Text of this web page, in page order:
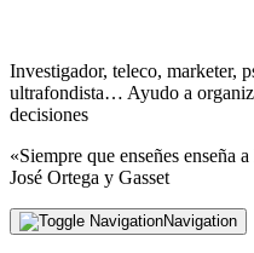
Investigador, teleco, marketer,
ultrafondista… Ayudo a
decisiones
«Siempre que enseñes enseña
José Ortega y Gasset
Navigation